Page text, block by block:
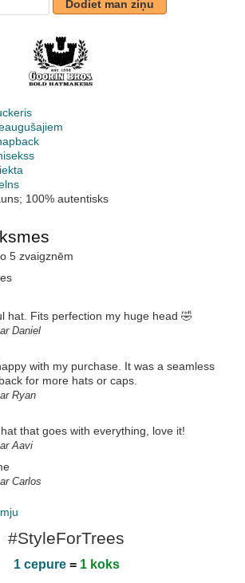
Dodiet man ziņu
100% autentisks
5 zvaigznēm
hat. Fits perfection my huge head 🤣
Daniel
with my purchase. It was a seamless
for more hats or caps.
Ryan
that goes with everything, love it!
Aavi
Carlos
#StyleForTrees
1 cepure= 1 koks